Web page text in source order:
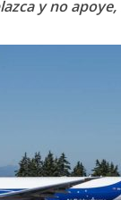
y no